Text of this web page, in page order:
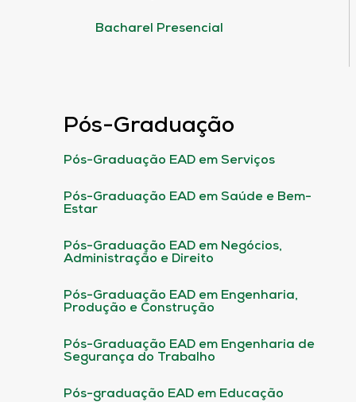
Bacharel Presencial
Pós-Graduação
Pós-Graduação EAD em Serviços
Pós-Graduação EAD em Saúde e Bem-
Estar
Pós-Graduação EAD em Negócios,
Administração e Direito
Pós-Graduação EAD em Engenharia,
Produção e Construção
Pós-Graduação EAD em Engenharia de
Segurança do Trabalho
Pós-graduação EAD em Educação